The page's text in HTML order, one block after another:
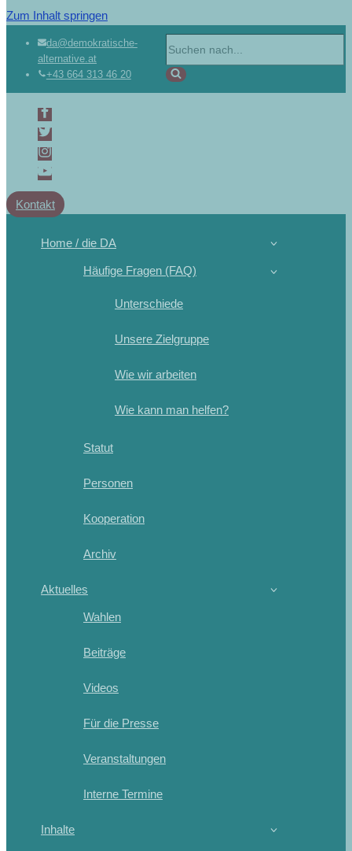
Zum Inhalt springen
da@demokratische-
alternative.at
+43 664 313 46 20
Kontakt
Home / die DA
Häufige Fragen (FAQ)
Unterschiede
Unsere Zielgruppe
Wie wir arbeiten
Wie kann man helfen?
Statut
Personen
Kooperation
Archiv
Aktuelles
Wahlen
Beiträge
Videos
Für die Presse
Veranstaltungen
Interne Termine
Inhalte